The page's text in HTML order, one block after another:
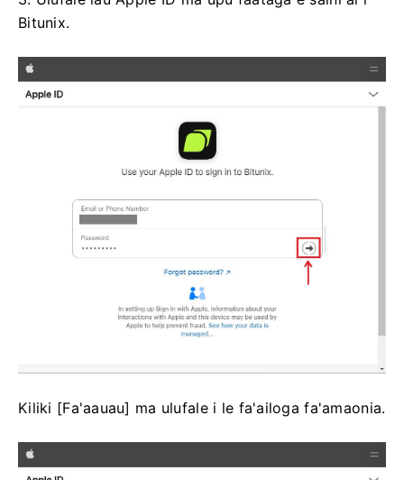
Bitunix.
Kiliki [Fa'aauau] ma ulufale i le fa'ailoga fa'amaonia.